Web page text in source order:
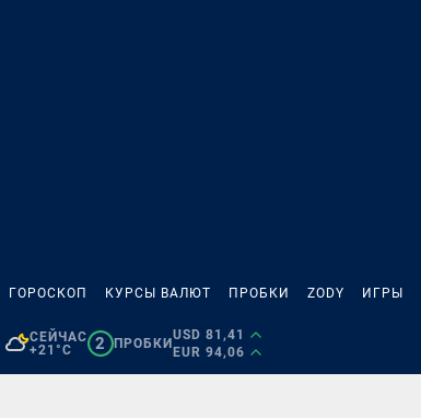
ГОРОСКОП КУРСЫ ВАЛЮТ ПРОБКИ ZODY ИГРЫ
СЕЙЧАС
+21°C
2 ПРОБКИ
USD 81,41
EUR 94,06